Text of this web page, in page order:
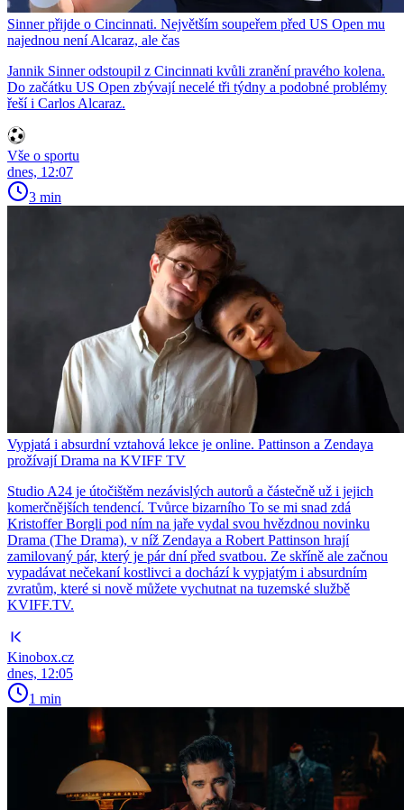
Sinner přijde o Cincinnati. Největším soupeřem před US Open mu
najednou není Alcaraz, ale čas
Jannik Sinner odstoupil z Cincinnati kvůli zranění pravého kolena.
Do začátku US Open zbývají necelé tři týdny a podobné problémy
řeší i Carlos Alcaraz.
Vše o sportu
dnes, 12:07
3 min
Vypjatá i absurdní vztahová lekce je online. Pattinson a Zendaya
prožívají Drama na KVIFF TV
Studio A24 je útočištěm nezávislých autorů a částečně už i jejich
komerčnějších tendencí. Tvůrce bizarního To se mi snad zdá
Kristoffer Borgli pod ním na jaře vydal svou hvězdnou novinku
Drama (The Drama), v níž Zendaya a Robert Pattinson hrají
zamilovaný pár, který je pár dní před svatbou. Ze skříně ale začnou
vypadávat nečekaní kostlivci a dochází k vypjatým i absurdním
zvratům, které si nově můžete vychutnat na tuzemské službě
KVIFF.TV.
Kinobox.cz
dnes, 12:05
1 min